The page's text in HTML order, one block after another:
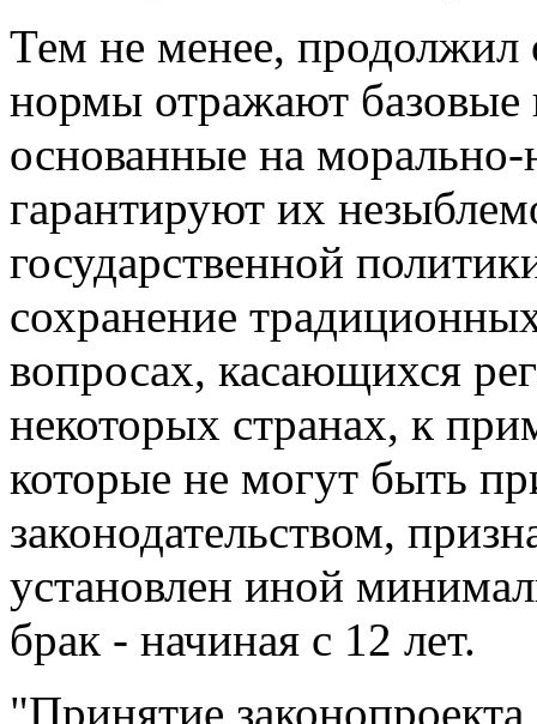
Тем не менее,
нормы отражают базовые
основанные на морально-
гарантируют их
государственной
сохранение
вопросах, касающихся
некоторых странах, к
которые не могут быть
законодательством,
установлен иной
брак - начиная с 12 лет.
"Принятие законопроекта